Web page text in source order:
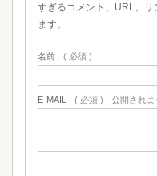
すぎるコメント、URL、リ
ます。
名前 ( 必須 )
E-MAIL ( 必須 ) - 公開されま